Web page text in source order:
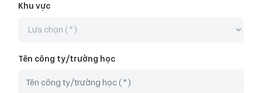
Khu vực
Tên công ty/trường học